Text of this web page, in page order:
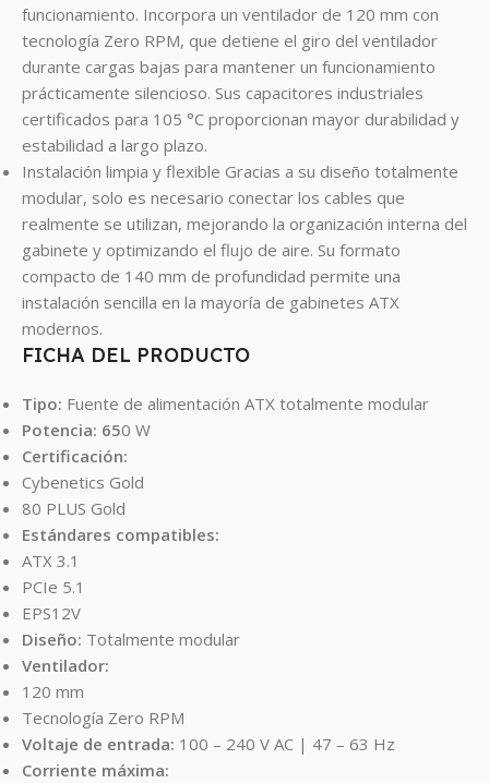
funcionamiento. Incorpora un ventilador de 120 mm con
tecnología Zero RPM, que detiene el giro del ventilador
durante cargas bajas para mantener un funcionamiento
prácticamente silencioso. Sus capacitores industriales
certificados para 105 °C proporcionan mayor durabilidad y
estabilidad a largo plazo.
Instalación limpia y flexible Gracias a su diseño totalmente
modular, solo es necesario conectar los cables que
realmente se utilizan, mejorando la organización interna del
gabinete y optimizando el flujo de aire. Su formato
compacto de 140 mm de profundidad permite una
instalación sencilla en la mayoría de gabinetes ATX
modernos.
FICHA DEL PRODUCTO
Tipo: Fuente de alimentación ATX totalmente modular
Potencia: 650 W
Certificación:
Cybenetics Gold
80 PLUS Gold
Estándares compatibles:
ATX 3.1
PCIe 5.1
EPS12V
Diseño: Totalmente modular
Ventilador:
120 mm
Tecnología Zero RPM
Voltaje de entrada: 100 – 240 V AC | 47 – 63 Hz
Corriente máxima: